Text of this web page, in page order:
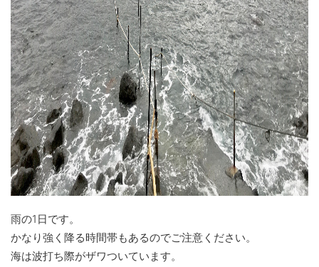
雨の1日です。
かなり強く降る時間帯もあるのでご注意ください。
海は波打ち際がザワついています。